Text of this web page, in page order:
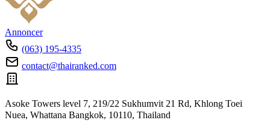
Annoncer
(063) 195-4335
contact@thairanked.com
Asoke Towers level 7, 219/22 Sukhumvit 21 Rd, Khlong Toei
Nuea, Whattana Bangkok, 10110, Thailand